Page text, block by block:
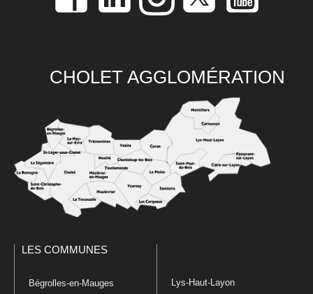
CHOLET AGGLOMÉRATION
LES COMMUNES
Bégrolles-en-Mauges Lys-Haut-Layon